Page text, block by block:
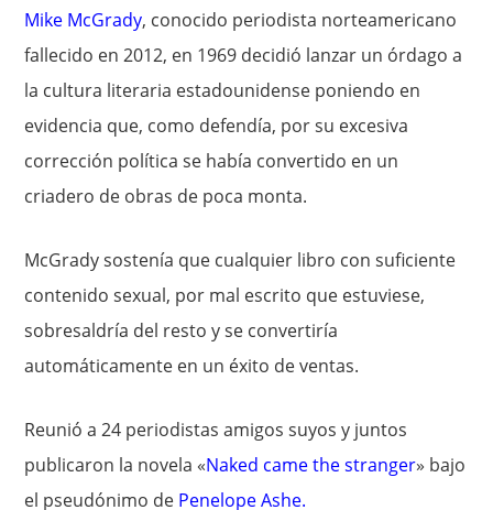
Mike McGrady, conocido periodista norteamericano
fallecido en 2012, en 1969 decidió lanzar un órdago a
la cultura literaria estadounidense poniendo en
evidencia que, como defendía, por su excesiva
corrección política se había convertido en un
criadero de obras de poca monta.
McGrady sostenía que cualquier libro con suficiente
contenido sexual, por mal escrito que estuviese,
sobresaldría del resto y se convertiría
automáticamente en un éxito de ventas.
Reunió a 24 periodistas amigos suyos y juntos
publicaron la novela «Naked came the stranger» bajo
el pseudónimo de Penelope Ashe.